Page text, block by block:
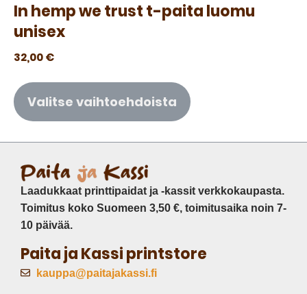
In hemp we trust t-paita luomu
unisex
32,00€
Valitse vaihtoehdoista
Laadukkaat printtipaidat ja -kassit verkkokaupasta.
Toimitus koko Suomeen 3,50 €, toimitusaika noin 7-
10 päivää.
Paita ja Kassi printstore
kauppa@paitajakassi.fi